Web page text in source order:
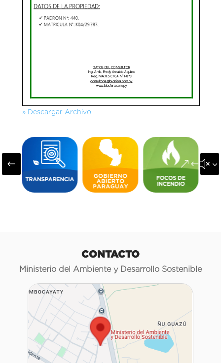
» Descargar Archivo
#
CONTACTO
Ministerio del Ambiente y Desarrollo Sostenible